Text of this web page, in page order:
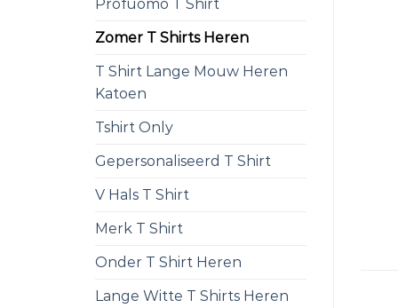
Profuomo T Shirt
Zomer T Shirts Heren
T Shirt Lange Mouw Heren
Katoen
Tshirt Only
Gepersonaliseerd T Shirt
V Hals T Shirt
Merk T Shirt
Onder T Shirt Heren
Lange Witte T Shirts Heren